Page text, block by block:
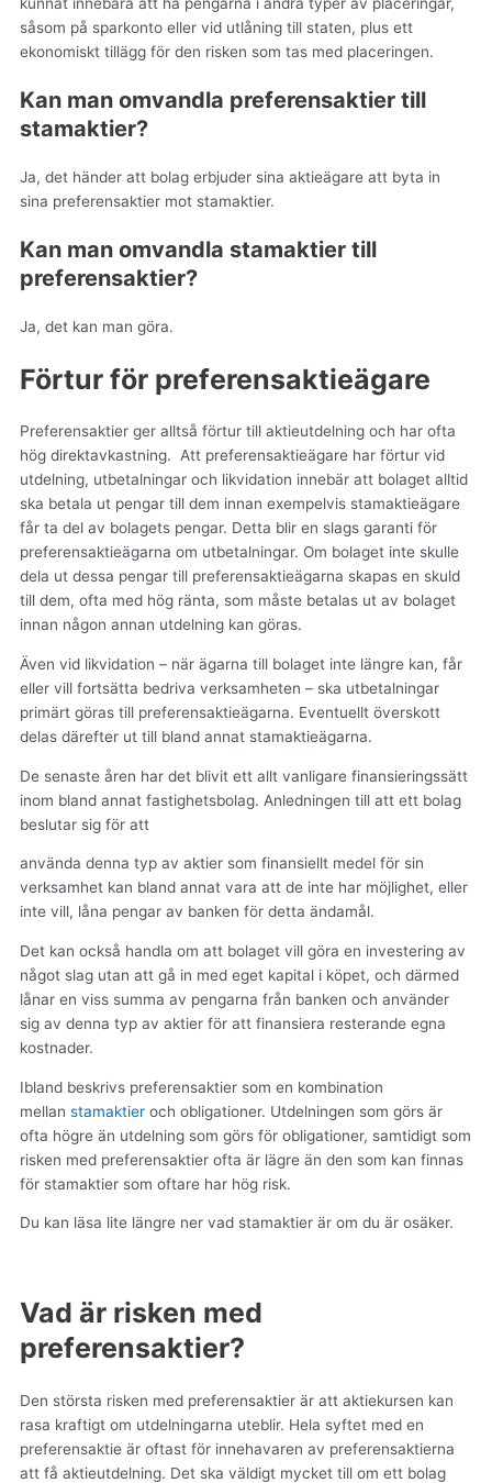
såsom på sparkonto eller vid utlåning till staten, plus ett
ekonomiskt tillägg för den risken som tas med placeringen.
Kan man omvandla preferensaktier till
stamaktier?
Ja, det händer att bolag erbjuder sina aktieägare att byta in
sina preferensaktier mot stamaktier.
Kan man omvandla stamaktier till
preferensaktier?
Ja, det kan man göra.
Förtur för preferensaktieägare
Preferensaktier ger alltså förtur till aktieutdelning och har ofta
hög direktavkastning. Att preferensaktieägare har förtur vid
utdelning, utbetalningar och likvidation innebär att bolaget alltid
ska betala ut pengar till dem innan exempelvis stamaktieägare
får ta del av bolagets pengar. Detta blir en slags garanti för
preferensaktieägarna om utbetalningar. Om bolaget inte skulle
dela ut dessa pengar till preferensaktieägarna skapas en skuld
till dem, ofta med hög ränta, som måste betalas ut av bolaget
innan någon annan utdelning kan göras.
Även vid likvidation – när ägarna till bolaget inte längre kan, får
eller vill fortsätta bedriva verksamheten – ska utbetalningar
primärt göras till preferensaktieägarna. Eventuellt överskott
delas därefter ut till bland annat stamaktieägarna.
De senaste åren har det blivit ett allt vanligare finansieringssätt
inom bland annat fastighetsbolag. Anledningen till att ett bolag
beslutar sig för att
använda denna typ av aktier som finansiellt medel för sin
verksamhet kan bland annat vara att de inte har möjlighet, eller
inte vill, låna pengar av banken för detta ändamål.
Det kan också handla om att bolaget vill göra en investering av
något slag utan att gå in med eget kapital i köpet, och därmed
lånar en viss summa av pengarna från banken och använder
sig av denna typ av aktier för att finansiera resterande egna
kostnader.
Ibland beskrivs preferensaktier som en kombination
mellan stamaktier och obligationer. Utdelningen som görs är
ofta högre än utdelning som görs för obligationer, samtidigt som
risken med preferensaktier ofta är lägre än den som kan finnas
för stamaktier som oftare har hög risk.
Du kan läsa lite längre ner vad stamaktier är om du är osäker.
Vad är risken med
preferensaktier?
Den största risken med preferensaktier är att aktiekursen kan
rasa kraftigt om utdelningarna uteblir. Hela syftet med en
preferensaktie är oftast för innehavaren av preferensaktierna
att få aktieutdelning. Det ska väldigt mycket till om ett bolag